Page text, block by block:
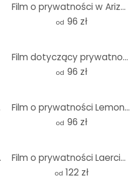
Film o prywatności w Arizonie - Panorama
od 96 zł
Film dotyczący prywatności Fresh Cooking - Panorama
od 96 zł
Film o prywatności Lemon Squeezy - Panorama
od 96 zł
Film o prywatności Laercio - Apple Crumble - Panorama
od 122 zł